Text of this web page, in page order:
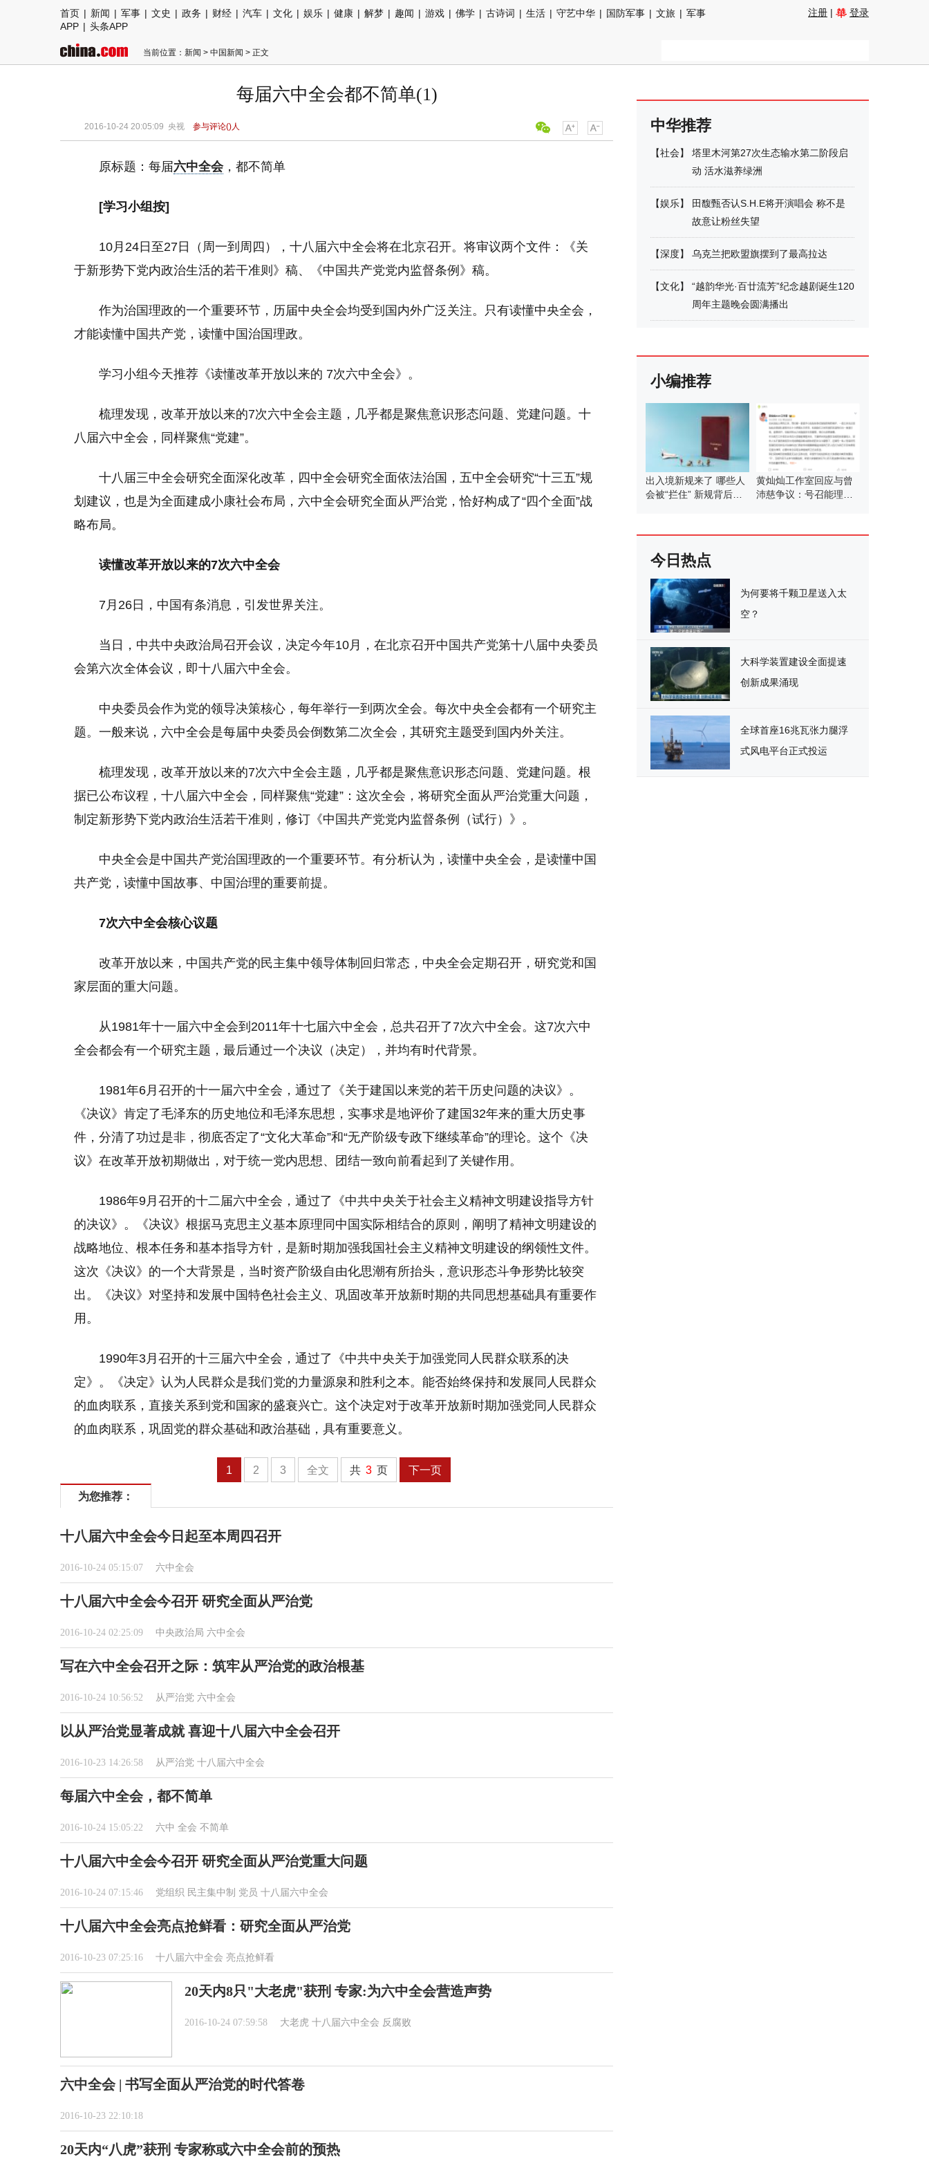
首页 | 新闻 | 军事 | 文史 | 政务 | 财经 | 汽车 | 文化 | 娱乐 | 健康 | 解梦 | 趣闻 | 游戏 | 佛学 | 古诗词 | 生活 | 守艺中华 | 国防军事 | 文旅 | 军事
APP | 头条APP
注册 | 登录
当前位置： 新闻 > 中国新闻 > 正文
每届六中全会都不简单(1)
2016-10-24 20:05:09 央视 参与评论()人
原标题：每届六中全会，都不简单
[学习小组按]
10月24日至27日（周一到周四），十八届六中全会将在北京召开。将审议两个文件：《关
于新形势下党内政治生活的若干准则》稿、《中国共产党党内监督条例》稿。
作为治国理政的一个重要环节，历届中央全会均受到国内外广泛关注。只有读懂中央全会，
才能读懂中国共产党，读懂中国治国理政。
学习小组今天推荐《读懂改革开放以来的 7次六中全会》。
梳理发现，改革开放以来的7次六中全会主题，几乎都是聚焦意识形态问题、党建问题。十
八届六中全会，同样聚焦“党建”。
十八届三中全会研究全面深化改革，四中全会研究全面依法治国，五中全会研究“十三五”规
划建议，也是为全面建成小康社会布局，六中全会研究全面从严治党，恰好构成了“四个全面”战
略布局。
读懂改革开放以来的7次六中全会
7月26日，中国有条消息，引发世界关注。
当日，中共中央政治局召开会议，决定今年10月，在北京召开中国共产党第十八届中央委员
会第六次全体会议，即十八届六中全会。
中央委员会作为党的领导决策核心，每年举行一到两次全会。每次中央全会都有一个研究主
题。一般来说，六中全会是每届中央委员会倒数第二次全会，其研究主题受到国内外关注。
梳理发现，改革开放以来的7次六中全会主题，几乎都是聚焦意识形态问题、党建问题。根
据已公布议程，十八届六中全会，同样聚焦“党建”：这次全会，将研究全面从严治党重大问题，
制定新形势下党内政治生活若干准则，修订《中国共产党党内监督条例（试行）》。
中央全会是中国共产党治国理政的一个重要环节。有分析认为，读懂中央全会，是读懂中国
共产党，读懂中国故事、中国治理的重要前提。
7次六中全会核心议题
改革开放以来，中国共产党的民主集中领导体制回归常态，中央全会定期召开，研究党和国
家层面的重大问题。
从1981年十一届六中全会到2011年十七届六中全会，总共召开了7次六中全会。这7次六中
全会都会有一个研究主题，最后通过一个决议（决定），并均有时代背景。
1981年6月召开的十一届六中全会，通过了《关于建国以来党的若干历史问题的决议》。
《决议》肯定了毛泽东的历史地位和毛泽东思想，实事求是地评价了建国32年来的重大历史事
件，分清了功过是非，彻底否定了“文化大革命”和“无产阶级专政下继续革命”的理论。这个《决
议》在改革开放初期做出，对于统一党内思想、团结一致向前看起到了关键作用。
1986年9月召开的十二届六中全会，通过了《中共中央关于社会主义精神文明建设指导方针
的决议》。《决议》根据马克思主义基本原理同中国实际相结合的原则，阐明了精神文明建设的
战略地位、根本任务和基本指导方针，是新时期加强我国社会主义精神文明建设的纲领性文件。
这次《决议》的一个大背景是，当时资产阶级自由化思潮有所抬头，意识形态斗争形势比较突
出。《决议》对坚持和发展中国特色社会主义、巩固改革开放新时期的共同思想基础具有重要作
用。
1990年3月召开的十三届六中全会，通过了《中共中央关于加强党同人民群众联系的决
定》。《决定》认为人民群众是我们党的力量源泉和胜利之本。能否始终保持和发展同人民群众
的血肉联系，直接关系到党和国家的盛衰兴亡。这个决定对于改革开放新时期加强党同人民群众
的血肉联系，巩固党的群众基础和政治基础，具有重要意义。
1 2 3 全文 共 3 页 下一页
为您推荐：
十八届六中全会今日起至本周四召开
2016-10-24 05:15:07 六中全会
十八届六中全会今召开 研究全面从严治党
2016-10-24 02:25:09 中央政治局 六中全会
写在六中全会召开之际：筑牢从严治党的政治根基
2016-10-24 10:56:52 从严治党 六中全会
以从严治党显著成就 喜迎十八届六中全会召开
2016-10-23 14:26:58 从严治党 十八届六中全会
每届六中全会，都不简单
2016-10-24 15:05:22 六中 全会 不简单
十八届六中全会今召开 研究全面从严治党重大问题
2016-10-24 07:15:46 党组织 民主集中制 党员 十八届六中全会
十八届六中全会亮点抢鲜看：研究全面从严治党
2016-10-23 07:25:16 十八届六中全会 亮点抢鲜看
20天内8只"大老虎"获刑 专家:为六中全会营造声势
2016-10-24 07:59:58 大老虎 十八届六中全会 反腐败
六中全会 | 书写全面从严治党的时代答卷
2016-10-23 22:10:18
20天内“八虎”获刑 专家称或六中全会前的预热
中华推荐
【社会】
塔里木河第27次生态输水第二阶段启
动 活水滋养绿洲
【娱乐】
田馥甄否认S.H.E将开演唱会 称不是
故意让粉丝失望
【深度】 乌克兰把欧盟旗摆到了最高拉达
【文化】
“越韵华光·百廿流芳”纪念越剧诞生120
周年主题晚会圆满播出
小编推荐
出入境新规来了 哪些人
会被“拦住” 新规背后的
黄灿灿工作室回应与曾
沛慈争议：号召能理智
今日热点
为何要将千颗卫星送入太
空？
大科学装置建设全面提速
创新成果涌现
全球首座16兆瓦张力腿浮
式风电平台正式投运